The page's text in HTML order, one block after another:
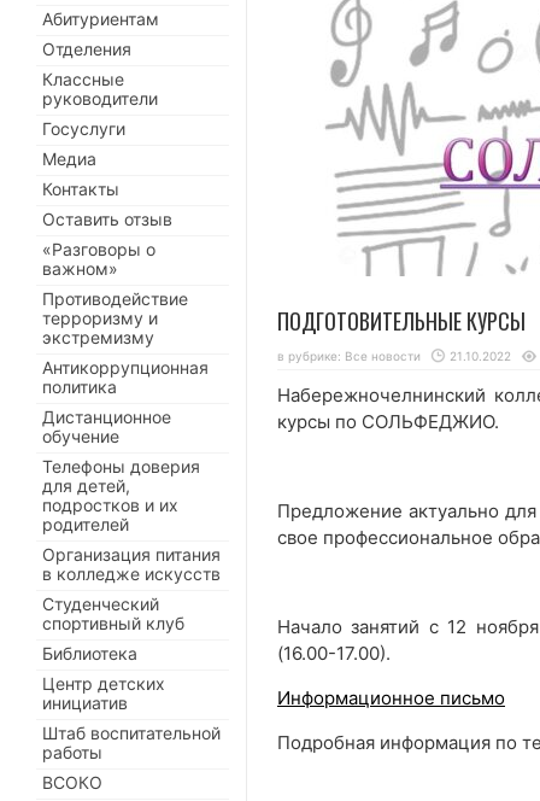
ПОДГОТОВИТЕЛЬНЫЕ КУРСЫ
в рубрике: Все новости 21.10.2022
Набережночелнинский
курсы по СОЛЬФЕДЖИО.
Предложение актуально
свое профессиональное
Начало занятий с 12
(16.00-17.00).
Информационное письмо
Подробная информация по
Абитуриентам
Отделения
Классные
руководители
Госуслуги
Медиа
Контакты
Оставить отзыв
«Разговоры о
важном»
Противодействие
терроризму и
экстремизму
Антикоррупционная
политика
Дистанционное
обучение
Телефоны доверия
для детей,
подростков и их
родителей
Организация питания
в колледже искусств
Студенческий
спортивный клуб
Библиотека
Центр детских
инициатив
Штаб воспитательной
работы
ВСОКО